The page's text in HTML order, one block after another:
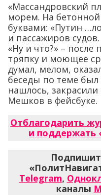
«Массандровский
морем. На
буквами: «Путин
и пассажиров
«Ну и что?» – после
тряпку и моющее
думал, мелом,
беседы по теме был
нашлось,
Мешков в фейсбуке.
Отблагодарить
и поддержать
Telegram,
каналы